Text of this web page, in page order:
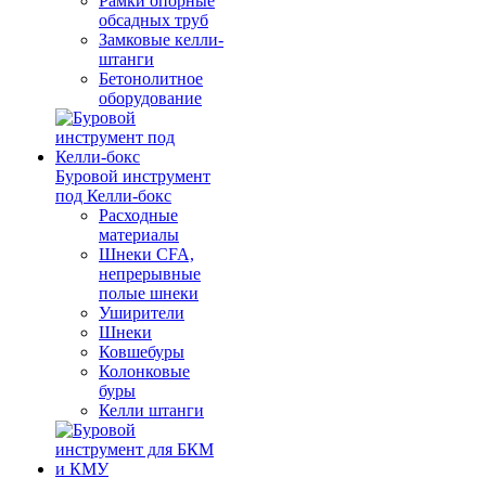
обсадных труб
Замковые келли-
штанги
Бетонолитное
оборудование
Буровой инструмент
под Келли-бокс
Расходные
материалы
Шнеки CFA,
непрерывные
полые шнеки
Уширители
Шнеки
Ковшебуры
Колонковые
буры
Келли штанги